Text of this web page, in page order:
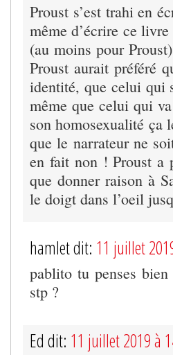
Proust s’est trahi en
même d’écrire ce
(au moins pour
Proust aurait préféré
identité, que celui qui
même que celui qui
son homosexualité ça
que le narrateur ne
en fait non ! Proust a
que donner raison à
le doigt dans l’oeil
hamlet dit: 11 juillet
pablito tu penses
stp ?
Ed dit: 11 juillet 2019 à